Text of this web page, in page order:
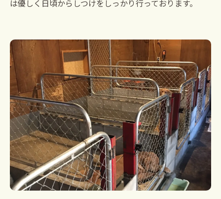
は優しく日頃からしつけをしっかり行っております。